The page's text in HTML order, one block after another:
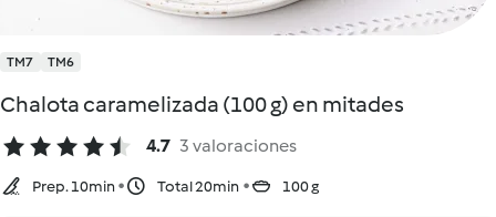
TM7 TM6
Chalota caramelizada (100 g) en mitades
4.7 3 valoraciones
Prep. 10min Total 20min 100 g